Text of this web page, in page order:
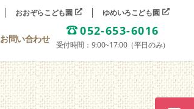
おおぞらこども園 ゆめいろこども園
お問い合わせ
052-653-6016
受付時間：9:00~17:00（平日のみ）